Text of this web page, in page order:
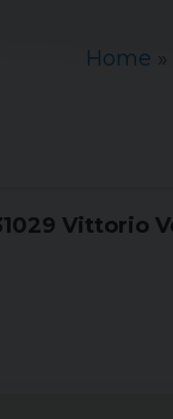
Home »
Vittorio